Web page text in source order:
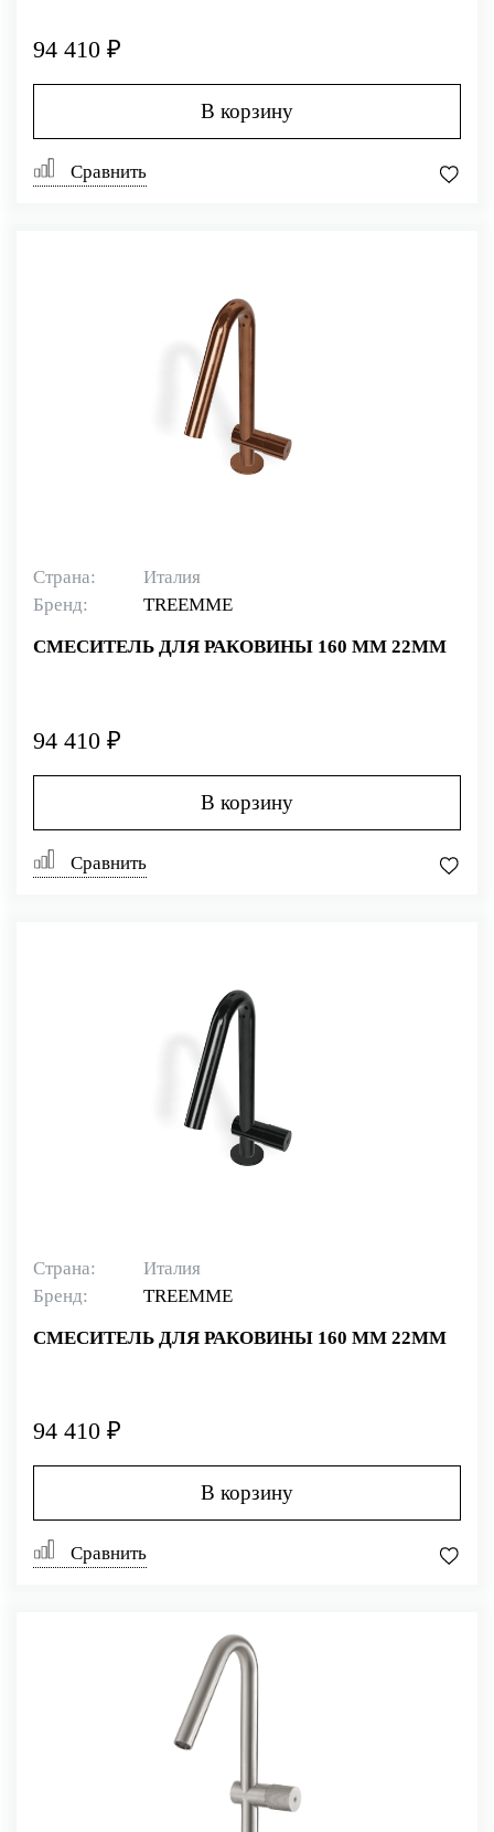
94 410 ₽
В корзину
Сравнить
Страна:
Италия
Бренд:
TREEMME
СМЕСИТЕЛЬ ДЛЯ РАКОВИНЫ 160 ММ 22MM
94 410 ₽
В корзину
Сравнить
Страна:
Италия
Бренд:
TREEMME
СМЕСИТЕЛЬ ДЛЯ РАКОВИНЫ 160 ММ 22MM
94 410 ₽
В корзину
Сравнить